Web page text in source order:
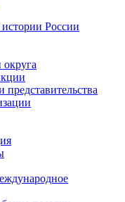
России